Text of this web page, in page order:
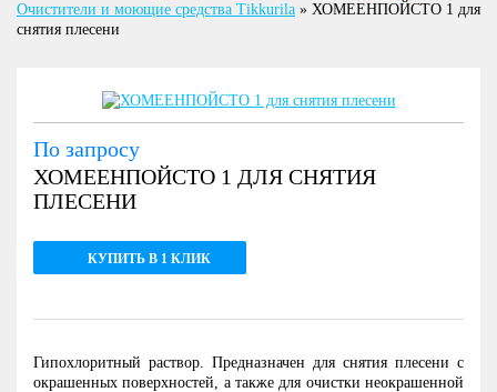
Очистители и моющие средства Tikkurila » ХОМЕЕНПОЙСТО 1 для
снятия плесени
По запросу
ХОМЕЕНПОЙСТО 1 ДЛЯ СНЯТИЯ
ПЛЕСЕНИ
КУПИТЬ В 1 КЛИК
Гипохлоритный раствор. Предназначен для снятия плесени с
окрашенных поверхностей, а также для очистки неокрашенной